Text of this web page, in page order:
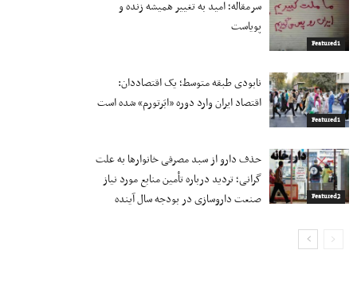
Featured1
سرمقاله؛ امید به تغییر همیشه زنده و
پویاست
Featured1
نابودی طبقه متوسط؛ یک اقتصاددان:
اقتصاد ایران وارد دوره «ابَرتورم» شده‌ است
Featured2
حذف دارو از سبد مصرفی خانوارها به‌ علت
گرانی؛ تردید درباره تأمین منابع مورد نیاز
صنعت داروسازی در بودجه سال آینده